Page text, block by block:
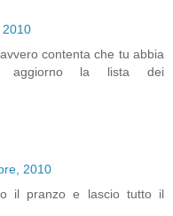
contenta che tu abbia
aggiorno la lista dei
2010
il pranzo e lascio tutto il